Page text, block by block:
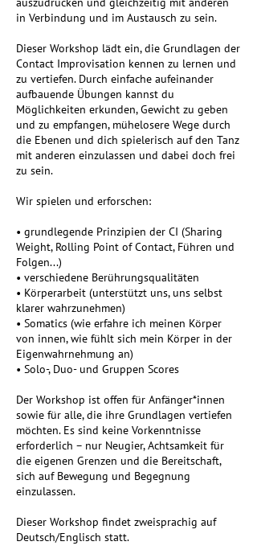
in Verbindung und im Austausch zu sein.
Dieser Workshop lädt ein, die Grundlagen der
Contact Improvisation kennen zu lernen und
zu vertiefen. Durch einfache aufeinander
aufbauende Übungen kannst du
Möglichkeiten erkunden, Gewicht zu geben
und zu empfangen, mühelosere Wege durch
die Ebenen und dich spielerisch auf den Tanz
mit anderen einzulassen und dabei doch frei
zu sein.
Wir spielen und erforschen:
• grundlegende Prinzipien der CI (Sharing
Weight, Rolling Point of Contact, Führen und
Folgen...)
• verschiedene Berührungsqualitäten
• Körperarbeit (unterstützt uns, uns selbst
klarer wahrzunehmen)
• Somatics (wie erfahre ich meinen Körper
von innen, wie fühlt sich mein Körper in der
Eigenwahrnehmung an)
• Solo-, Duo- und Gruppen Scores
Der Workshop ist offen für Anfänger*innen
sowie für alle, die ihre Grundlagen vertiefen
möchten. Es sind keine Vorkenntnisse
erforderlich – nur Neugier, Achtsamkeit für
die eigenen Grenzen und die Bereitschaft,
sich auf Bewegung und Begegnung
einzulassen.
Dieser Workshop findet zweisprachig auf
Deutsch/Englisch statt.